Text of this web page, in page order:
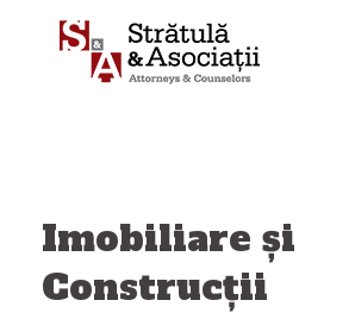
Imobiliare și
Construcții